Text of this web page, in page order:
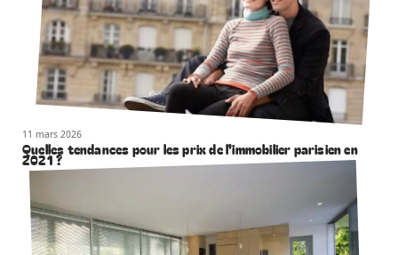
11 mars 2026
Quelles tendances pour les prix de l’immobilier parisien en
2021 ?